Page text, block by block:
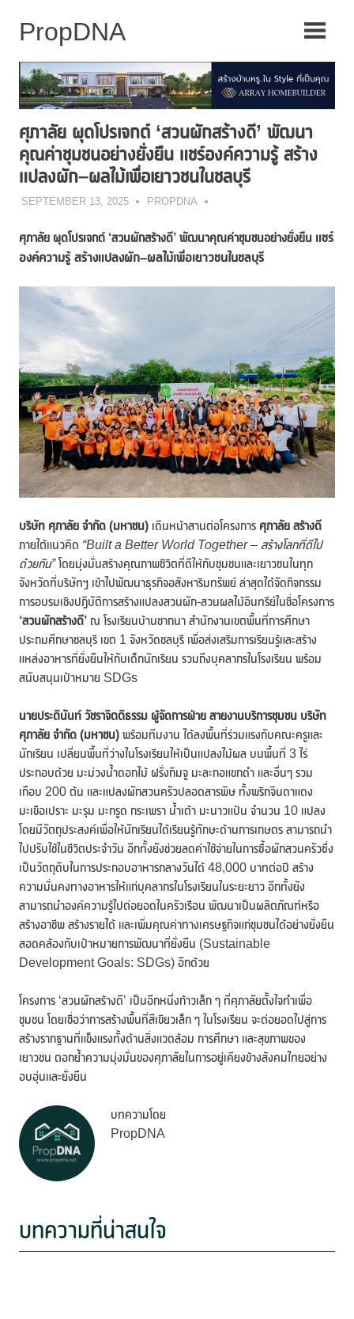
ศุภาลัย ผุดโปรเจกต์ ‘สวนผักสร้างดี’ พัฒนา
คุณค่าชุมชนอย่างยั่งยืน แชร์องค์ความรู้ สร้าง
แปลงผัก–ผลไม้เพื่อเยาวชนในชลบุรี
SEPTEMBER 13, 2025 PROPDNA
ศุภาลัย ผุดโปรเจกต์ ‘สวนผักสร้างดี’ พัฒนาคุณค่าชุมชนอย่างยั่งยืน แชร์
องค์ความรู้ สร้างแปลงผัก–ผลไม้เพื่อเยาวชนในชลบุรี
บริษัท ศุภาลัย จำกัด (มหาชน) เดินหน้าสานต่อโครงการ ศุภาลัย สร้างดี
ภายใต้แนวคิด “Built a Better World Together – สร้างโลกที่ดีไป
ด้วยกัน”โดยมุ่งมั่นสร้างคุณภาพชีวิตที่ดีให้กับชุมชนและเยาวชนในทุก
จังหวัดที่บริษัทฯ เข้าไปพัฒนาธุรกิจอสังหาริมทรัพย์ ล่าสุดได้จัดกิจกรรม
การอบรมเชิงปฏิบัติการสร้างแปลงสวนผัก-สวนผลไม้อินทรีย์ในชื่อโครงการ
‘สวนผักสร้างดี’ ณ โรงเรียนบ้านชากนา สำนักงานเขตพื้นที่การศึกษา
ประถมศึกษาชลบุรี เขต 1 จังหวัดชลบุรี เพื่อส่งเสริมการเรียนรู้และสร้าง
แหล่งอาหารที่ยั่งยืนให้กับเด็กนักเรียน รวมถึงบุคลากรในโรงเรียน พร้อม
สนับสนุนเป้าหมาย SDGs
นายประตินันท์ วัชราจิตติธรรม ผู้จัดการฝ่าย สายงานบริการชุมชน บริษัท
ศุภาลัย จำกัด (มหาชน) พร้อมทีมงาน ได้ลงพื้นที่ร่วมแรงกับคณะครูและ
นักเรียน เปลี่ยนพื้นที่ว่างในโรงเรียนให้เป็นแปลงไม้ผล บนพื้นที่ 3 ไร่
ประกอบด้วย มะม่วงน้ำดอกไม้ ฝรั่งกิมจู มะละกอแขกดำ และอื่นๆ รวม
เกือบ 200 ต้น และแปลงผักสวนครัวปลอดสารพิษ ทั้งพริกจินดาแดง
มะเขือเปราะ มะรุม มะกรูด กระเพรา น้ำเต้า มะนาวแป้น จำนวน 10 แปลง
โดยมีวัตถุประสงค์เพื่อให้นักเรียนได้เรียนรู้ทักษะด้านการเกษตร สามารถนำ
ไปปรับใช้ในชีวิตประจำวัน อีกทั้งยังช่วยลดค่าใช้จ่ายในการซื้อผักสวนครัวซึ่ง
เป็นวัตถุดิบในการประกอบอาหารกลางวันได้ 48,000 บาทต่อปี สร้าง
ความมั่นคงทางอาหารให้แก่บุคลากรในโรงเรียนในระยะยาว อีกทั้งยัง
สามารถนำองค์ความรู้ไปต่อยอดในครัวเรือน พัฒนาเป็นผลิตภัณฑ์หรือ
สร้างอาชีพ สร้างรายได้ และเพิ่มคุณค่าทางเศรษฐกิจแก่ชุมชนได้อย่างยั่งยืน
สอดคล้องกับเป้าหมายการพัฒนาที่ยั่งยืน (Sustainable
Development Goals: SDGs) อีกด้วย
โครงการ ‘สวนผักสร้างดี’ เป็นอีกหนึ่งก้าวเล็ก ๆ ที่ศุภาลัยตั้งใจทำเพื่อ
ชุมชน โดยเชื่อว่าการสร้างพื้นที่สีเขียวเล็ก ๆ ในโรงเรียน จะต่อยอดไปสู่การ
สร้างรากฐานที่แข็งแรงทั้งด้านสิ่งแวดล้อม การศึกษา และสุขภาพของ
เยาวชน ตอกย้ำความมุ่งมั่นของศุภาลัยในการอยู่เคียงข้างสังคมไทยอย่าง
อบอุ่นและยั่งยืน
บทความโดย
PropDNA
บทความที่น่าสนใจ